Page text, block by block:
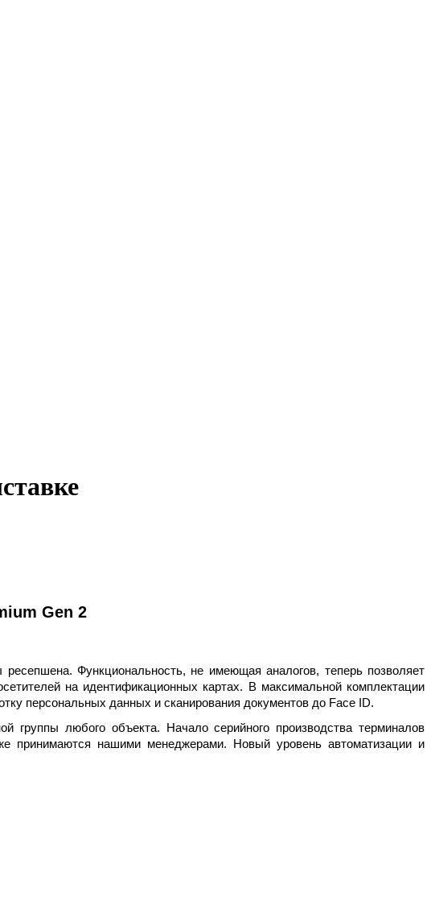
Gen 2
Функциональность, не имеющая аналогов, теперь позволяет
на идентификационных картах. В максимальной комплектации
персональных данных и сканирования документов до Face ID.
любого объекта. Начало серийного производства терминалов
принимаются нашими менеджерами. Новый уровень автоматизации и